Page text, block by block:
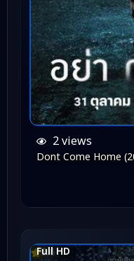
2 views
Dont Come Home
Full HD
7.6